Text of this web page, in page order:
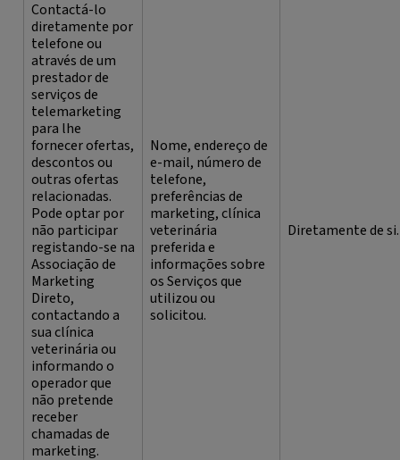
Contactá-lo
diretamente por
telefone ou
através de um
prestador de
serviços de
telemarketing
para lhe
fornecer ofertas,
descontos ou
outras ofertas
relacionadas.
Pode optar por
não participar
registando-se na
Associação de
Marketing
Direto,
contactando a
sua clínica
veterinária ou
informando o
operador que
não pretende
receber
chamadas de
marketing.
Nome, endereço de
e-mail, número de
telefone,
preferências de
marketing, clínica
veterinária
preferida e
informações sobre
os Serviços que
utilizou ou
solicitou.
Diretamente de si.